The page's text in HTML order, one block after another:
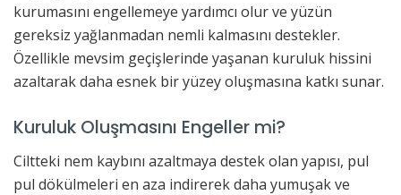
kurumasını engellemeye yardımcı olur ve yüzün
gereksiz yağlanmadan nemli kalmasını destekler.
Özellikle mevsim geçişlerinde yaşanan kuruluk hissini
azaltarak daha esnek bir yüzey oluşmasına katkı sunar.
Kuruluk Oluşmasını Engeller mi?
Ciltteki nem kaybını azaltmaya destek olan yapısı, pul
pul dökülmeleri en aza indirerek daha yumuşak ve